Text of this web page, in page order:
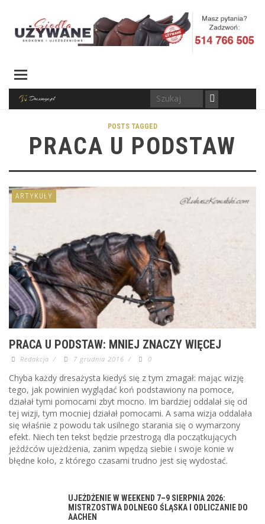
POSTS TAGGED
PRACA U PODSTAW
ARTYKUŁY
PRACA U PODSTAW: MNIEJ ZNACZY WIĘCEJ
Redakcja / 7 grudnia 2016 / 0
Chyba każdy dresażysta kiedyś się z tym zmagał: mając wizję
tego, jak powinien wyglądać koń podstawiony na pomoce,
działał tymi pomocami zbyt mocno. Im bardziej oddalał się od
tej wizji, tym mocniej działał pomocami. A sama wizja oddalała
się właśnie z powodu tak usilnego starania się o wymarzony
efekt. Niech ten tekst będzie przestrogą dla początkujących
jeźdźców ujeżdżenia, zanim wpędzą siebie i swoje konie w
błędne koło, z którego czasami trudno jest się wydostać.
UJEŻDŻENIE W WEEKEND 7–9 SIERPNIA 2026:
MISTRZOSTWA DOLNEGO ŚLĄSKA I ODLICZANIE DO
AACHEN